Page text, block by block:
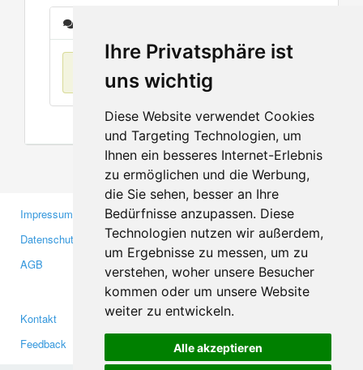
Ihre Privatsphäre ist
uns wichtig
Diese Website verwendet Cookies
und Targeting Technologien, um
Ihnen ein besseres Internet-Erlebnis
zu ermöglichen und die Werbung,
die Sie sehen, besser an Ihre
Bedürfnisse anzupassen. Diese
Technologien nutzen wir außerdem,
um Ergebnisse zu messen, um zu
verstehen, woher unsere Besucher
kommen oder um unsere Website
weiter zu entwickeln.
Alle akzeptieren
Keine Einträge
Impressum
Datenschutzerklärung
AGB
Gewerbetreibende
Investoren
Medien
Kontakt
Feedback
Facebook
Twitter